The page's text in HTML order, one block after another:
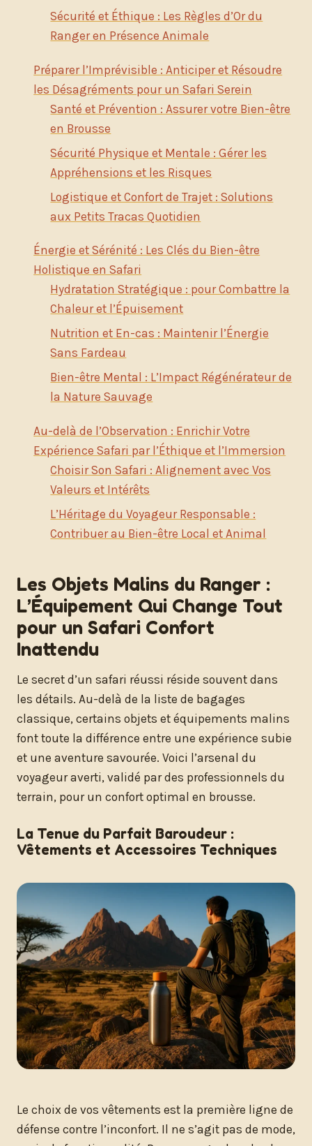
Sécurité et Éthique : Les Règles d’Or du
Ranger en Présence Animale
Préparer l’Imprévisible : Anticiper et Résoudre
les Désagréments pour un Safari Serein
Santé et Prévention : Assurer votre Bien-être
en Brousse
Sécurité Physique et Mentale : Gérer les
Appréhensions et les Risques
Logistique et Confort de Trajet : Solutions
aux Petits Tracas Quotidien
Énergie et Sérénité : Les Clés du Bien-être
Holistique en Safari
Hydratation Stratégique : pour Combattre la
Chaleur et l’Épuisement
Nutrition et En-cas : Maintenir l’Énergie
Sans Fardeau
Bien-être Mental : L’Impact Régénérateur de
la Nature Sauvage
Au-delà de l’Observation : Enrichir Votre
Expérience Safari par l’Éthique et l’Immersion
Choisir Son Safari : Alignement avec Vos
Valeurs et Intérêts
L’Héritage du Voyageur Responsable :
Contribuer au Bien-être Local et Animal
Les Objets Malins du Ranger :
L’Équipement Qui Change Tout
pour un Safari Confort
Inattendu
Le secret d’un safari réussi réside souvent dans
les détails. Au-delà de la liste de bagages
classique, certains objets et équipements malins
font toute la différence entre une expérience subie
et une aventure savourée. Voici l’arsenal du
voyageur averti, validé par des professionnels du
terrain, pour un confort optimal en brousse.
La Tenue du Parfait Baroudeur :
Vêtements et Accessoires Techniques
Le choix de vos vêtements est la première ligne de
défense contre l’inconfort. Il ne s’agit pas de mode,